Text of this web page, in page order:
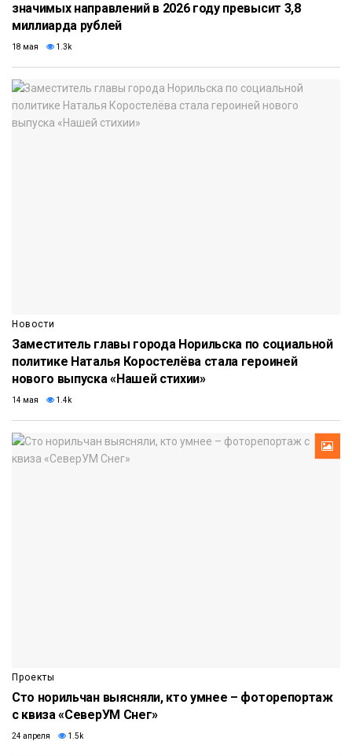
значимых направлений в 2026 году превысит 3,8
миллиарда рублей
18 мая 1.3k
Новости
Заместитель главы города Норильска по социальной
политике Наталья Коростелёва стала героиней
нового выпуска «Нашей стихии»
14 мая 1.4k
Проекты
Сто норильчан выясняли, кто умнее – фоторепортаж
с квиза «СеверУМ Снег»
24 апреля 1.5k